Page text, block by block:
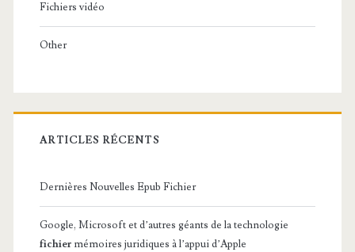
Fichiers vidéo
Other
ARTICLES RÉCENTS
Dernières Nouvelles Epub Fichier
Google, Microsoft et d’autres géants de la technologie
fichier mémoires juridiques à l’appui d’Apple